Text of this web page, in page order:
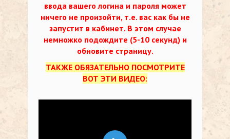
ввода вашего логина и пароля может
ничего не произойти, т.е. вас как бы не
запустит в кабинет. В этом случае
немножко подождите (5-10 секунд) и
обновите страницу.
ТАКЖЕ ОБЯЗАТЕЛЬНО ПОСМОТРИТЕ
ВОТ ЭТИ ВИДЕО: